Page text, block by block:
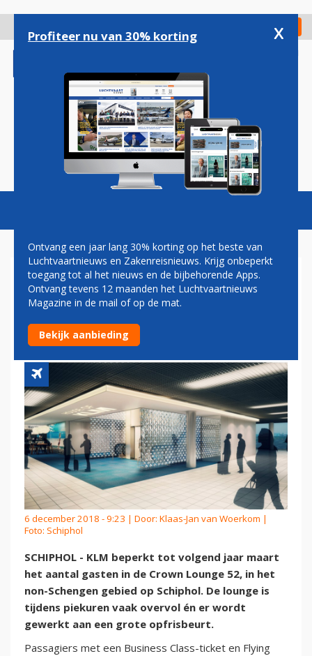
gaan
Check in
Magazine Podcasts Vacatures
KLM BEPERKT AANTAL
GASTEN IN CROWN LOUNGE
TIJDENS PIEKUREN
6 december 2018 - 9:23 | Door: Klaas-Jan van Woerkom |
Foto: Schiphol
SCHIPHOL - KLM beperkt tot volgend jaar maart
het aantal gasten in de Crown Lounge 52, in het
non-Schengen gebied op Schiphol. De lounge is
tijdens piekuren vaak overvol én er wordt
gewerkt aan een grote opfrisbeurt.
Passagiers met een Business Class-ticket en Flying
Profiteer nu van 30% korting x
Ontvang een jaar lang 30% korting op het beste van
Luchtvaartnieuws en Zakenreisnieuws. Krijg onbeperkt
toegang tot al het nieuws en de bijbehorende Apps.
Ontvang tevens 12 maanden het Luchtvaartnieuws
Magazine in de mail of op de mat.
Bekijk aanbieding